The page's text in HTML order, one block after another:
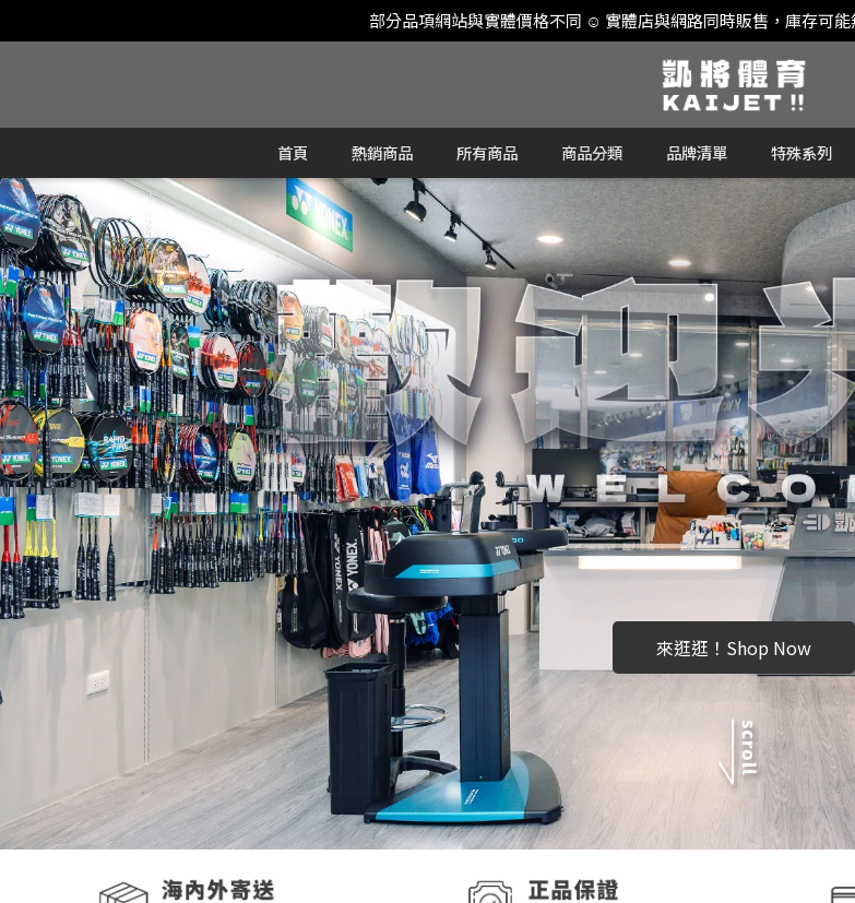
部分品項網站與實體價格不同 ☺ 實體店與網路同時販售，庫存可
首頁 熱銷商品 所有商品 商品分類 品牌清單 特殊系列
來逛逛！Shop Now